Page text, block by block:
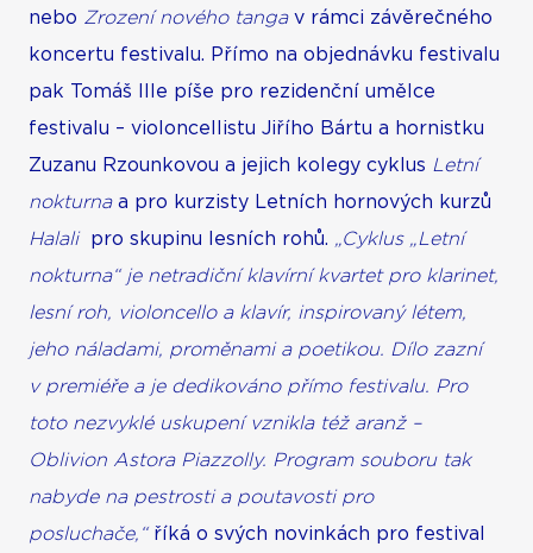
nebo Zrození nového tangav rámci závěrečného
koncertu festivalu. Přímo na objednávku festivalu
pak Tomáš Ille píše pro rezidenční umělce
festivalu – violoncellistu Jiřího Bártu a hornistku
Zuzanu Rzounkovou a jejich kolegy cyklus Letní
nokturnaa pro kurzisty Letních hornových kurzů
Halalipro skupinu lesních rohů. „Cyklus „Letní
nokturna“ je netradiční klavírní kvartet pro klarinet,
lesní roh, violoncello a klavír, inspirovaný létem,
jeho náladami, proměnami a poetikou. Dílo zazní
v premiéře a je dedikováno přímo festivalu. Pro
toto nezvyklé uskupení vznikla též aranž –
Oblivion Astora Piazzolly. Program souboru tak
nabyde na pestrosti a poutavosti pro
posluchače,“ říká o svých novinkách pro festival